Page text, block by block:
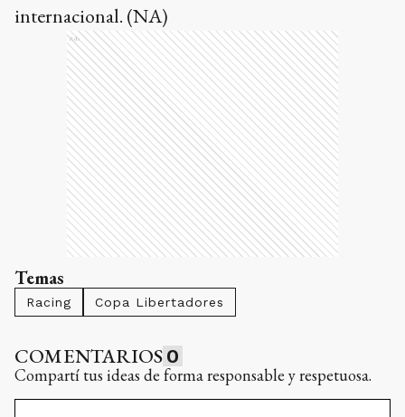
internacional. (NA)
Ads
Temas
Racing Copa Libertadores
COMENTARIOS 0
Compartí tus ideas de forma responsable y respetuosa.